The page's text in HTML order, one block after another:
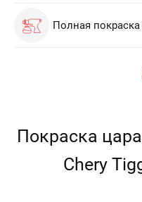
Полная
Покраска
Chery